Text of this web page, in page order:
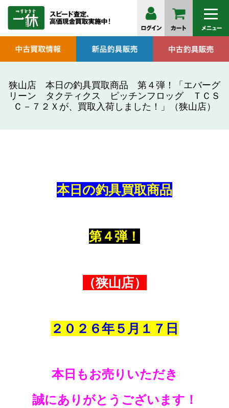
狭山店 本日の釣具買取商品 第４弾！「エバーグ
リーン タクティクス ピッチンフロッグ ＴＣＳ
Ｃ－７２Ｘが、買取入荷しました！」（狭山店）
本日の釣具買取商品
第４弾！
（狭山店）
２０２６年５ 月１７ 日
本日もお売りいただき
誠にありがとうございます！